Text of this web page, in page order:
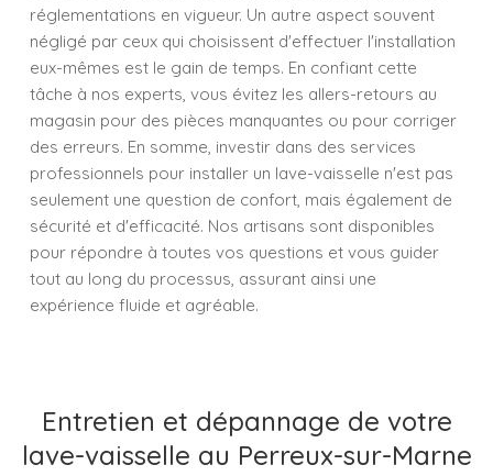
réglementations en vigueur. Un autre aspect souvent
négligé par ceux qui choisissent d'effectuer l'installation
eux-mêmes est le gain de temps. En confiant cette
tâche à nos experts, vous évitez les allers-retours au
magasin pour des pièces manquantes ou pour corriger
des erreurs. En somme, investir dans des services
professionnels pour installer un lave-vaisselle n'est pas
seulement une question de confort, mais également de
sécurité et d'efficacité. Nos artisans sont disponibles
pour répondre à toutes vos questions et vous guider
tout au long du processus, assurant ainsi une
expérience fluide et agréable.
Entretien et dépannage de votre
lave-vaisselle au Perreux-sur-Marne